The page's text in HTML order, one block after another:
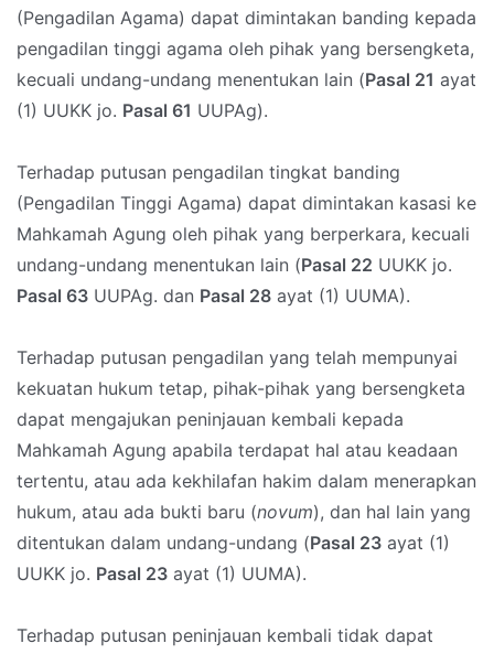
(Pengadilan Agama) dapat dimintakan banding kepada
pengadilan tinggi agama oleh pihak yang bersengketa,
kecuali undang-undang menentukan lain (Pasal 21 ayat
(1) UUKK jo. Pasal 61 UUPAg).
Terhadap putusan pengadilan tingkat banding
(Pengadilan Tinggi Agama) dapat dimintakan kasasi ke
Mahkamah Agung oleh pihak yang berperkara, kecuali
undang-undang menentukan lain (Pasal 22 UUKK jo.
Pasal 63 UUPAg. dan Pasal 28 ayat (1) UUMA).
Terhadap putusan pengadilan yang telah mempunyai
kekuatan hukum tetap, pihak-pihak yang bersengketa
dapat mengajukan peninjauan kembali kepada
Mahkamah Agung apabila terdapat hal atau keadaan
tertentu, atau ada kekhilafan hakim dalam menerapkan
hukum, atau ada bukti baru (novum), dan hal lain yang
ditentukan dalam undang-undang (Pasal 23 ayat (1)
UUKK jo. Pasal 23 ayat (1) UUMA).
Terhadap putusan peninjauan kembali tidak dapat